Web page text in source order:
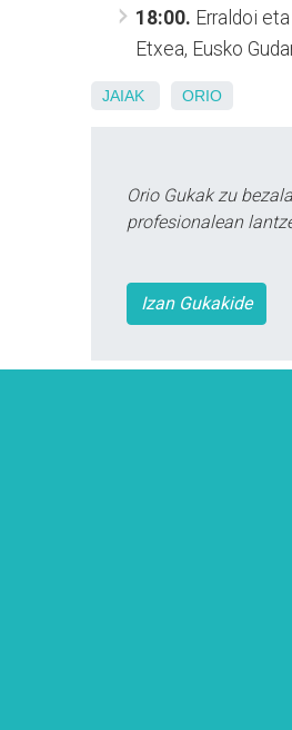
18:00. Erraldoi
Etxea, Eusko
JAIAK ORIO
Orio Gukak zu
profesionalean
Izan Gukakide